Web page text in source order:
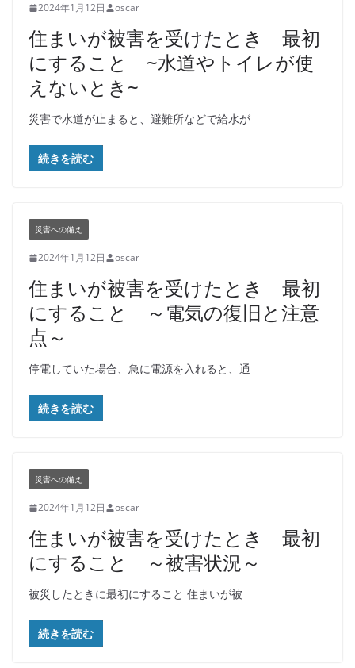
2024年1月12日 oscar
住まいが被害を受けたとき 最初
にすること ~水道やトイレが使
えないとき~
災害で水道が止まると、避難所などで給水が
続きを読む
災害への備え
2024年1月12日 oscar
住まいが被害を受けたとき 最初
にすること ～電気の復旧と注意
点～
停電していた場合、急に電源を入れると、通
続きを読む
災害への備え
2024年1月12日 oscar
住まいが被害を受けたとき 最初
にすること ～被害状況～
被災したときに最初にすること 住まいが被
続きを読む